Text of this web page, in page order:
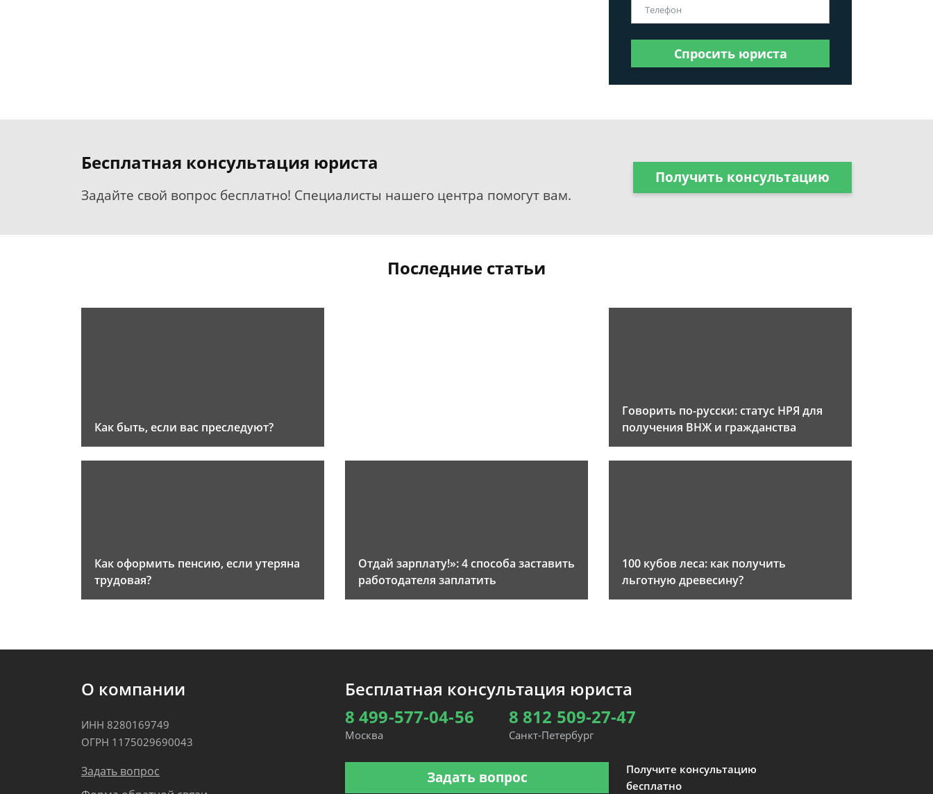
Спросить юриста
Бесплатная консультация юриста
Задайте свой вопрос бесплатно! Специалисты нашего центра помогут вам.
Получить консультацию
Последние статьи
Как быть, если вас преследуют?
Говорить по-русски: статус НРЯ для
получения ВНЖ и гражданства
Как оформить пенсию, если утеряна
трудовая?
Отдай зарплату!»: 4 способа заставить
работодателя заплатить
100 кубов леса: как получить
льготную древесину?
О компании
ИНН 8280169749
ОГРН 1175029690043
Задать вопрос
Бесплатная консультация юриста
8 499-577-04-56
Москва
8 812 509-27-47
Санкт-Петербург
Задать вопрос
Получите консультацию
бесплатно